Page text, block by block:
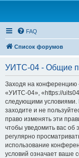
FAQ
Список форумов
УИТС-04 - Общие
Заходя на
«УИТС-04», «https://
следующими условиями.
заходите и не
право изменять эти
чтобы уведомить вас
регулярно
использование
условий означает ваше